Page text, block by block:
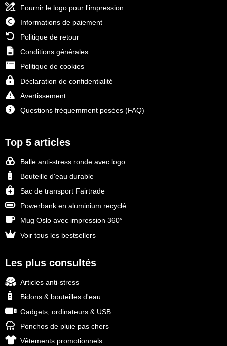
Fournir le logo pour l'impression
Informations de paiement
Politique de retour
Conditions générales
Politique de cookies
Déclaration de confidentialité
Avertissement
Questions fréquemment posées (FAQ)
Top 5 articles
Balle anti-stress ronde avec logo
Bouteille d'eau durable
Sac de transport Fairtrade
Powerbank en aluminium recyclé
Mug Oslo avec impression 360°
Voir tous les bestsellers
Les plus consultés
Articles anti-stress
Bidons & bouteilles d'eau
Gadgets, ordinateurs & USB
Ponchos de pluie pas chers
Vêtements promotionnels